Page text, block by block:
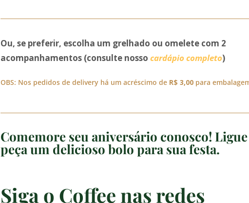
Ou, se preferir, escolha um grelhado ou omelete com 2
acompanhamentos (consulte nosso cardápio completo)
OBS: Nos pedidos de delivery há um acréscimo de R$ 3,00 para
Comemore seu aniversário conosco!
peça um delicioso bolo para sua festa.
Siga o Coffee nas redes